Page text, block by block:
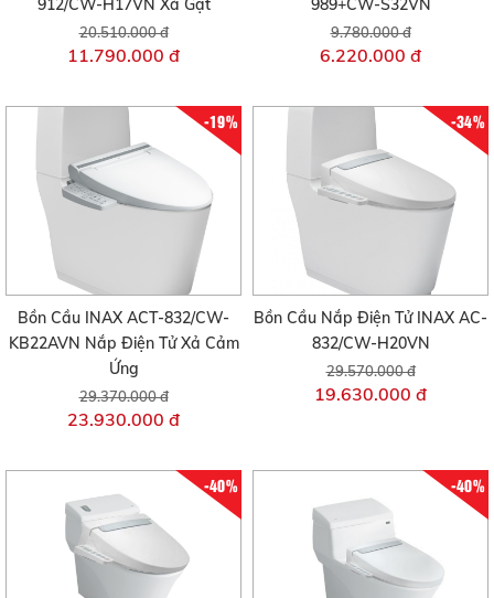
912/CW-H17VN Xả Gạt
20.510.000 đ
11.790.000 đ
989+CW-S32VN
9.780.000 đ
6.220.000 đ
-19%
Bồn Cầu INAX ACT-832/CW-
KB22AVN Nắp Điện Tử Xả Cảm
Ứng
29.370.000 đ
23.930.000 đ
-34%
Bồn Cầu Nắp Điện Tử INAX AC-
832/CW-H20VN
29.570.000 đ
19.630.000 đ
-40% -40%